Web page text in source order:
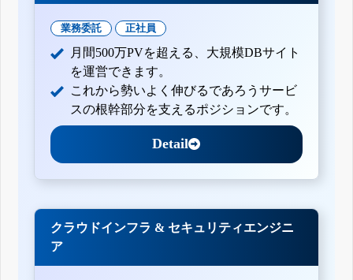
業務委託 正社員
月間500万PVを超える、大規模DBサイト
を運営できます。
これから勢いよく伸びるであろうサービ
スの根幹部分を支えるポジションです。
Detail
クラウドインフラ & セキュリティエンジニ
ア